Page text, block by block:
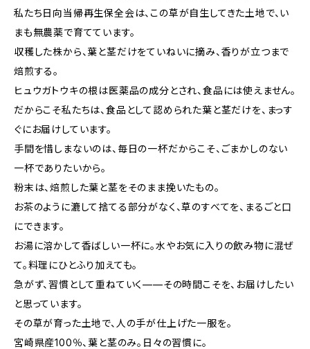
私たち日向当帰再生保全会は、この草が自生してきた土地で、い
まも無農薬で育てています。
収穫した株から、葉と茎だけをていねいに摘み、香りが立つまで
焙煎する。
ヒュウガトウキの根は医薬品の成分とされ、食品には使えません。
だからこそ私たちは、食品として認められた葉と茎だけを、まっす
ぐにお届けしています。
手間を惜しまないのは、毎日の一杯だからこそ、ごまかしのない
一杯でありたいから。
粉末は、焙煎した葉と茎をそのまま挽いたもの。
お茶のように漉して捨てる部分がなく、草のすべてを、まるごと口
にできます。
お湯に溶かして香ばしい一杯に。水やお気に入りの飲み物に混ぜ
て。料理にひとふり加えても。
急がず、習慣として重ねていく——その時間こそを、お届けしたい
と思っています。
その草が育った土地で、人の手が仕上げた一服を。
宮崎県産100％、葉と茎のみ。日々の習慣に。